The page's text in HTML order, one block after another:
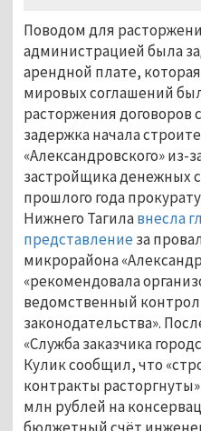
Поводом для
администрацией была
арендной плате,
мировых соглашений
расторжения договоров
задержка начала
«Александровского» из-
застройщика денежных
прошлого года
Нижнего Тагилавнесла
представление за
микрорайона
«рекомендовала
ведомственный
законодательства».
«Служба заказчика
Кулик сообщил, что
контракты
млн рублей на